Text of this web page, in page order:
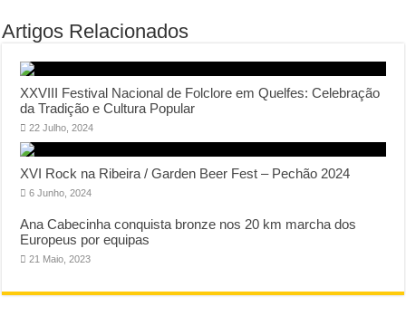
Artigos Relacionados
XXVIII Festival Nacional de Folclore em Quelfes: Celebração
da Tradição e Cultura Popular
22 Julho, 2024
XVI Rock na Ribeira / Garden Beer Fest – Pechão 2024
6 Junho, 2024
Ana Cabecinha conquista bronze nos 20 km marcha dos
Europeus por equipas
21 Maio, 2023